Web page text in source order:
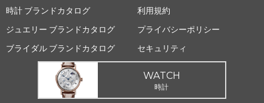
時計 ブランドカタログ
ジュエリー ブランドカタログ
ブライダル ブランドカタログ
利用規約
プライバシーポリシー
セキュリティ
WATCH
時計